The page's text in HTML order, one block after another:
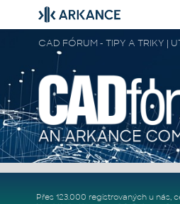
CAD FÓRUM - TIPY A TRIKY |
Přes 123.000 registrovaných u nás,